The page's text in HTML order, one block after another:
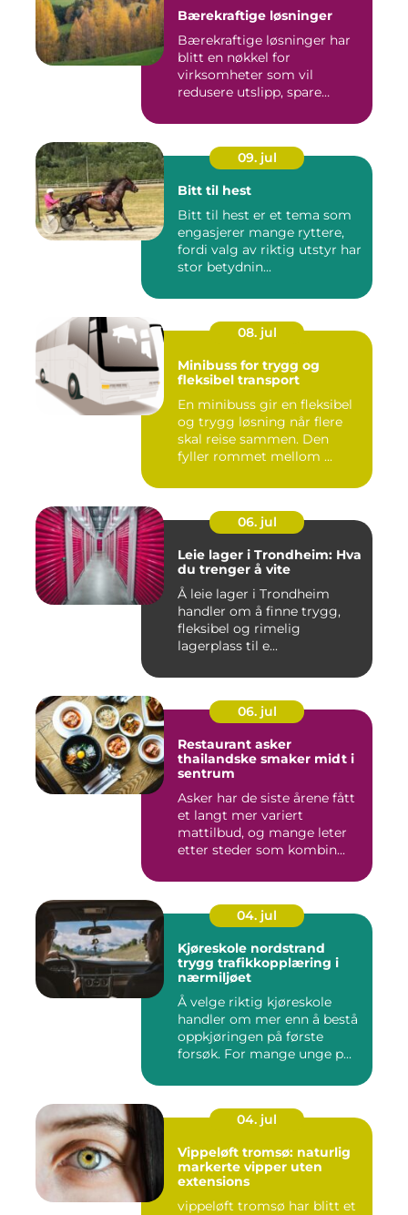
Bærekraftige løsninger
Bærekraftige løsninger har
blitt en nøkkel for
virksomheter som vil
redusere utslipp, spare
09. jul
Bitt til hest
Bitt til hest er et tema som
engasjerer mange ryttere,
fordi valg av riktig utstyr har
stor betydnin...
08. jul
Minibuss for trygg og
fleksibel transport
En minibuss gir en fleksibel
og trygg løsning når flere
skal reise sammen. Den
fyller rommet mellom ...
06. jul
Leie lager i Trondheim: Hva
du trenger å vite
Å leie lager i Trondheim
handler om å finne trygg,
fleksibel og rimelig
lagerplass til e...
06. jul
Restaurant asker
thailandske smaker midt i
sentrum
Asker har de siste årene fått
et langt mer variert
mattilbud, og mange leter
etter steder som kombin...
04. jul
Kjøreskole nordstrand
trygg trafikkopplæring i
nærmiljøet
Å velge riktig kjøreskole
handler om mer enn å bestå
oppkjøringen på første
forsøk. For mange unge p...
04. jul
Vippeløft tromsø: naturlig
markerte vipper uten
extensions
vippeløft tromsø har blitt et